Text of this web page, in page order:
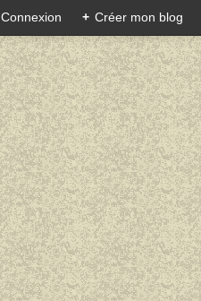
Connexion + Créer mon blog